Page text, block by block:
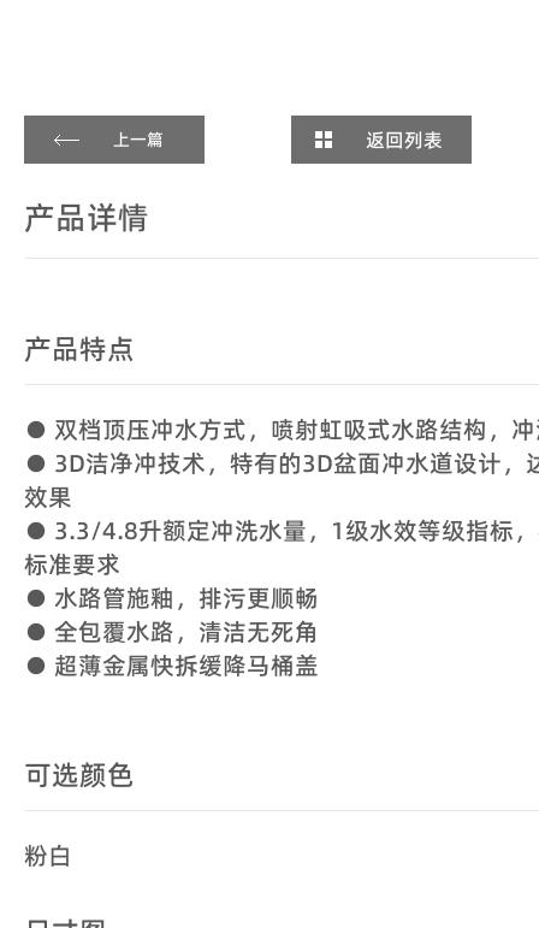
上一篇 返回列表
产品详情
产品特点
● 双档顶压冲水方式，喷射虹吸式水路结构，
● 3D洁净冲技术，特有的3D盆面冲水道设计，
效果
● 3.3/4.8升额定冲洗水量，1级水效等级指标
标准要求
● 水路管施釉，排污更顺畅
● 全包覆水路，清洁无死角
● 超薄金属快拆缓降马桶盖
可选颜色
粉白